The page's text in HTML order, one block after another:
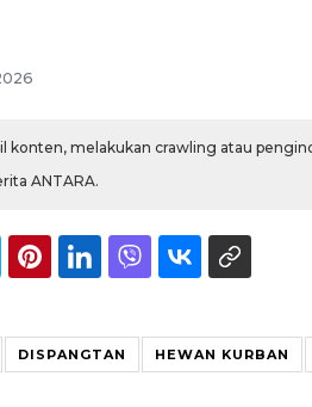
konten, melakukan crawling atau
ANTARA.
DISPANGTAN HEWAN KURBAN